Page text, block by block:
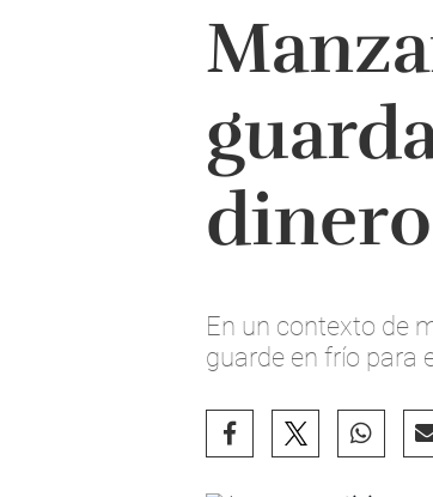
En un contexto de
guarde en frío para